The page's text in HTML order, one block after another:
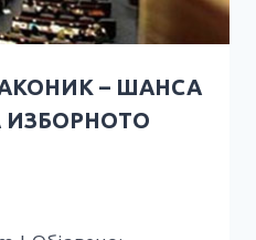
– ШАНСА
ИЗБОРНОТО